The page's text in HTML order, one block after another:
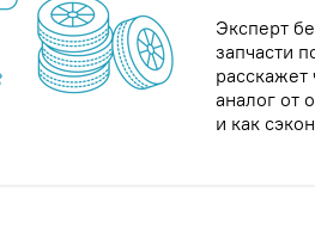
Эксперт
запчасти
расскажет
аналог от
и как